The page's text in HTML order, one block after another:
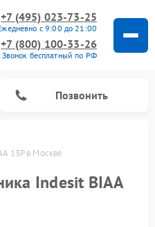
+7 (495) 023-73-25
с 9:00 до 21:00
+7 (800) 100-33-26
Звонок бесплатный по РФ
Позвонить
13P в Москве
Indesit BIAA